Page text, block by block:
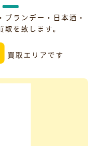
ランデー・日本酒・
を致します。
買取エリアです